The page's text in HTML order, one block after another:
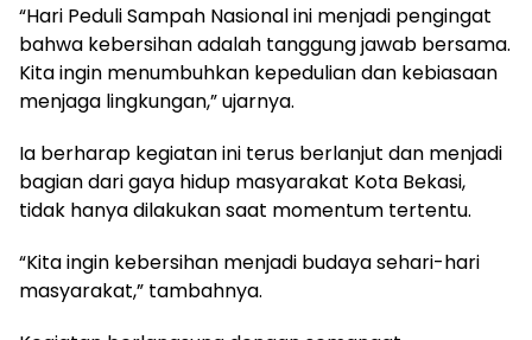
“Hari Peduli Sampah Nasional ini menjadi pengingat
bahwa kebersihan adalah tanggung jawab bersama.
Kita ingin menumbuhkan kepedulian dan kebiasaan
menjaga lingkungan,” ujarnya.
Ia berharap kegiatan ini terus berlanjut dan menjadi
bagian dari gaya hidup masyarakat Kota Bekasi,
tidak hanya dilakukan saat momentum tertentu.
“Kita ingin kebersihan menjadi budaya sehari-hari
masyarakat,” tambahnya.